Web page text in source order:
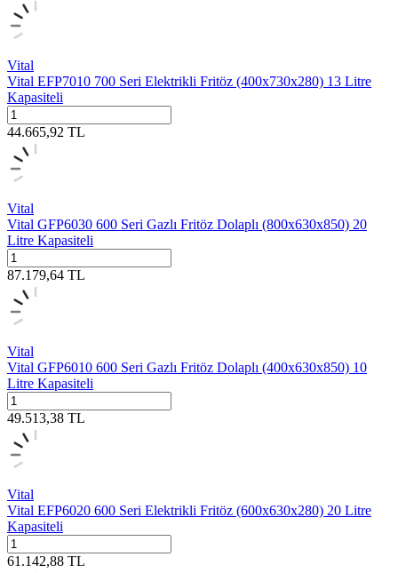
Vital
Vital EFP7010 700 Seri Elektrikli Fritöz (400x730x280) 13 Litre
Kapasiteli
44.665,92 TL
Vital
Vital GFP6030 600 Seri Gazlı Fritöz Dolaplı (800x630x850) 20
Litre Kapasiteli
87.179,64 TL
Vital
Vital GFP6010 600 Seri Gazlı Fritöz Dolaplı (400x630x850) 10
Litre Kapasiteli
49.513,38 TL
Vital
Vital EFP6020 600 Seri Elektrikli Fritöz (600x630x280) 20 Litre
Kapasiteli
61.142,88 TL